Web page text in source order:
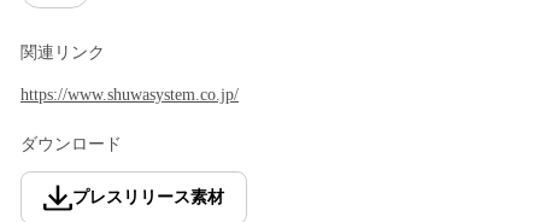
関連リンク
https://www.shuwasystem.co.jp/
ダウンロード
プレスリリース素材